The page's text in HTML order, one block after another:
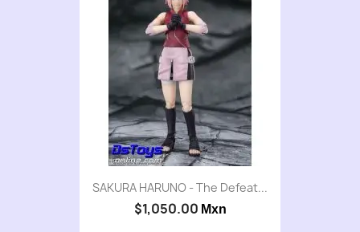
SAKURA HARUNO - The Defeat...
$1,050.00 Mxn